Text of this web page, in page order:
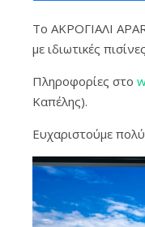
Το ΑΚΡΟΓΙΑΛΙ
με ιδιωτικές
Πληροφορίες στο
Καπέλης).
Ευχαριστούμε